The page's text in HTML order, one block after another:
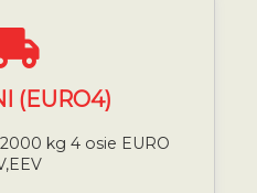
(EURO4)
kg 4 osie EURO